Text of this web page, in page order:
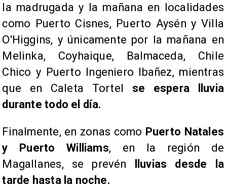
la madrugada y la mañana en localidades
como Puerto Cisnes, Puerto Aysén y Villa
O'Higgins, y únicamente por la mañana en
Melinka, Coyhaique, Balmaceda, Chile
Chico y Puerto Ingeniero Ibañez, mientras
que en Caleta Tortel se espera lluvia
durante todo el día.
​Finalmente, en zonas como Puerto Natales
y Puerto Williams, en la región de
Magallanes, se prevén lluvias desde la
tarde hasta la noche.